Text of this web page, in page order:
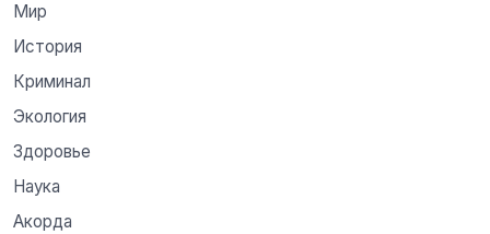
Мир
История
Криминал
Экология
Здоровье
Наука
Акорда